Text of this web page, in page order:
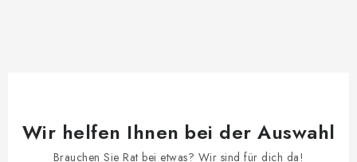
Wir helfen Ihnen bei der Auswahl
Brauchen Sie Rat bei etwas? Wir sind für dich da!